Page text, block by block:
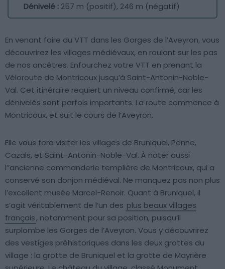
Dénivelé : 257 m (positif), 246 m (négatif)
En venant faire du VTT dans les Gorges de l’Aveyron, vous
découvrirez les villages médiévaux, en roulant sur les pas
de nos ancêtres. Enfourchez votre VTT en prenant la
Véloroute de Montricoux jusqu’à Saint-Antonin-Noble-
Val. Cet itinéraire requiert un niveau confirmé, car les
dénivelés sont parfois importants. La route commence à
Montricoux, et suit le cours de l’Aveyron.
Elle vous fera visiter les villages de Bruniquel, Penne,
Cazals, et Saint-Antonin-Noble-Val. À noter aussi
l’’ancienne commanderie templière de Montricoux, qui a
conservé son donjon médiéval. Ne manquez pas non plus
l’excellent musée Marcel-Renoir. Quant à Bruniquel, il
s’agit véritablement de l’un des plus beaux villages
français, notamment pour sa position, puisqu’il
surplombe les Gorges de l’Aveyron. Vous y découvrirez
des vestiges préhistoriques dans les deux grottes du
village : la grotte de Bruniquel et la grotte de Mayrière